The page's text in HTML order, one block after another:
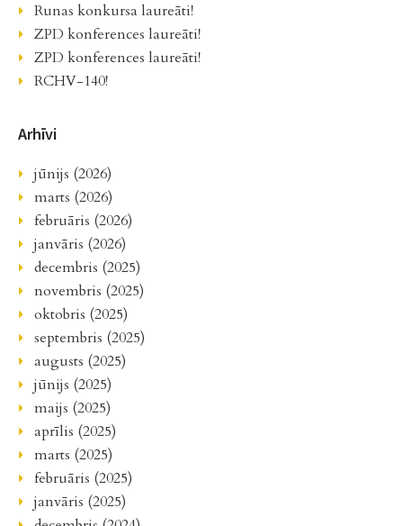
Runas konkursa laureāti!
ZPD konferences laureāti!
ZPD konferences laureāti!
RCHV-140!
Arhīvi
jūnijs (2026)
marts (2026)
februāris (2026)
janvāris (2026)
decembris (2025)
novembris (2025)
oktobris (2025)
septembris (2025)
augusts (2025)
jūnijs (2025)
maijs (2025)
aprīlis (2025)
marts (2025)
februāris (2025)
janvāris (2025)